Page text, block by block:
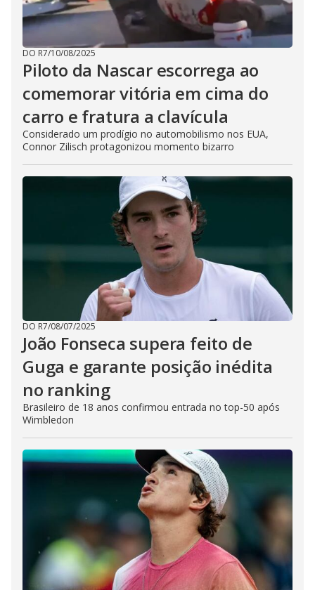
DO R7/10/08/2025
Piloto da Nascar escorrega ao
comemorar vitória em cima do
carro e fratura a clavícula
Considerado um prodígio no automobilismo nos EUA,
Connor Zilisch protagonizou momento bizarro
DO R7/08/07/2025
João Fonseca supera feito de
Guga e garante posição inédita
no ranking
Brasileiro de 18 anos confirmou entrada no top-50 após
Wimbledon